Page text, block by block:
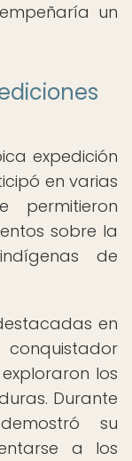
un
expedición
en varias
permitieron
sobre la
de
en
los
Durante
su
a los